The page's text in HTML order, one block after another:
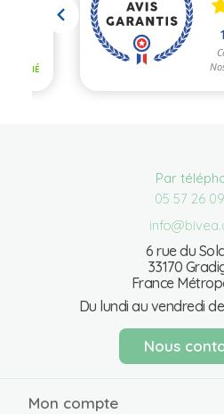
Par
05 57 26
6 rue du
33170
France
Du lundi au vendredi
Nous
Mon compte